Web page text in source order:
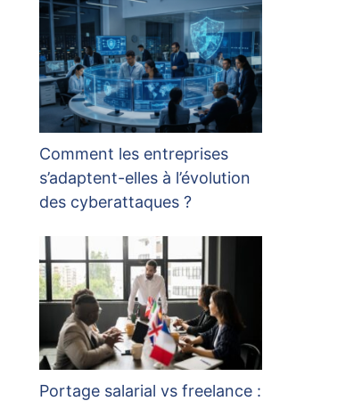
Comment les entreprises
s’adaptent-elles à l’évolution
des cyberattaques ?
Portage salarial vs freelance :